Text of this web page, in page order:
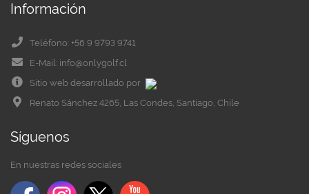
Información
Teléfono: +56 9 9793 9741
E-Mail: info@onlygolf.cl
Sitio web desarrollado por
Renato Sánchez 4265, Las Condes, Santiago, Chile
Síguenos
En nuestras redes sociales